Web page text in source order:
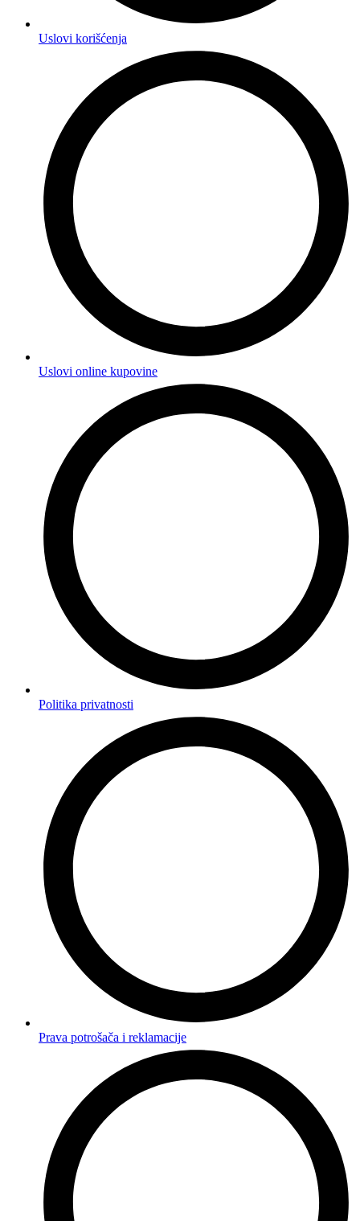
Uslovi korišćenja
Uslovi online kupovine
Politika privatnosti
Prava potrošača i reklamacije